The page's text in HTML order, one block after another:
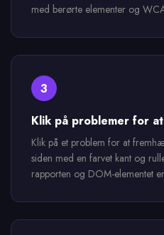
med berørte elementer og
3
Klik på problemer for
Klik på et problem for at
siden med en farvet kant og
rapporten og DOM-elementet